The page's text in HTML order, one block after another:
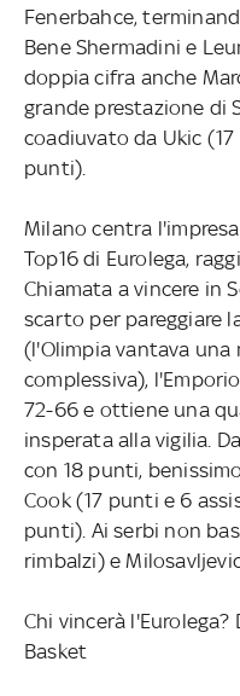
Fenerbahce,
Bene Shermadini e
doppia cifra anche
grande prestazione di
coadiuvato da Ukic
punti).
Milano centra
Top16 di Eurolega,
Chiamata a vincere in
scarto per pareggiare
(l'Olimpia vantava una
complessiva),
72-66 e ottiene una
insperata alla vigilia.
con 18 punti,
Cook (17 punti e 6
punti). Ai serbi non
rimbalzi) e
Chi vincerà
Basket